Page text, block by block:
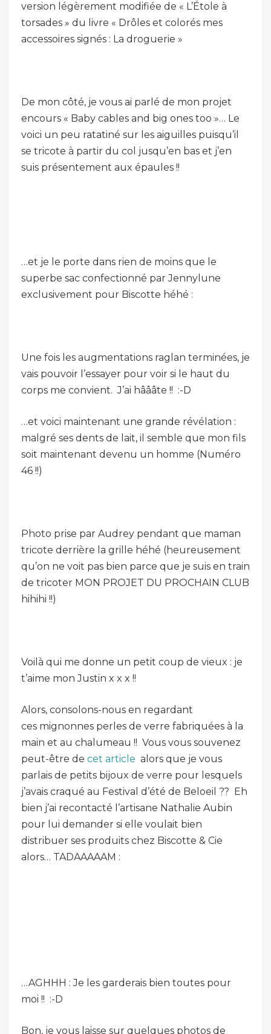
version légèrement modifiée de « L’Étole à
torsades » du livre « Drôles et colorés mes
accessoires signés : La droguerie »
De mon côté, je vous ai parlé de mon projet
encours « Baby cables and big ones too »… Le
voici un peu ratatiné sur les aiguilles puisqu’il
se tricote à partir du col jusqu’en bas et j’en
suis présentement aux épaules !!
…et je le porte dans rien de moins que le
superbe sac confectionné par Jennylune
exclusivement pour Biscotte héhé :
Une fois les augmentations raglan terminées, je
vais pouvoir l’essayer pour voir si le haut du
corps me convient. J’ai hâââte !! :-D
…et voici maintenant une grande révélation :
malgré ses dents de lait, il semble que mon fils
soit maintenant devenu un homme (Numéro
46 !!)
Photo prise par Audrey pendant que maman
tricote derrière la grille héhé (heureusement
qu’on ne voit pas bien parce que je suis en train
de tricoter MON PROJET DU PROCHAIN CLUB
hihihi !!)
Voilà qui me donne un petit coup de vieux : je
t’aime mon Justin x x x !!
Alors, consolons-nous en regardant
ces mignonnes perles de verre fabriquées à la
main et au chalumeau !! Vous vous souvenez
peut-être de cet article alors que je vous
parlais de petits bijoux de verre pour lesquels
j’avais craqué au Festival d’été de Beloeil ?? Eh
bien j’ai recontacté l’artisane Nathalie Aubin
pour lui demander si elle voulait bien
distribuer ses produits chez Biscotte & Cie
alors… TADAAAAAM :
…AGHHH : Je les garderais bien toutes pour
moi !! :-D
Bon, je vous laisse sur quelques photos de